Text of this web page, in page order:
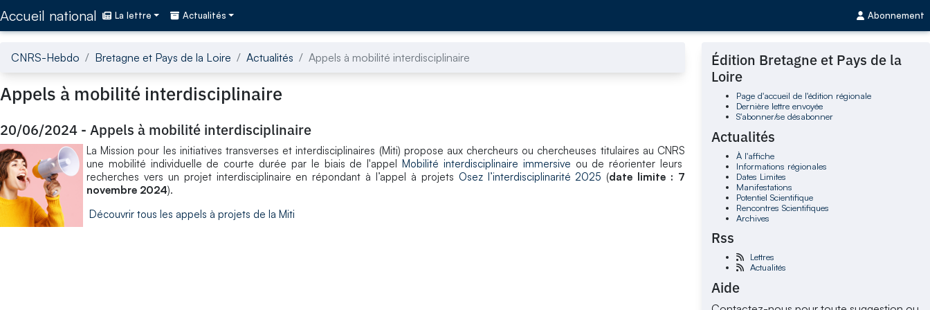
Accueil national La lettre Actualités Abonnement
CNRS-Hebdo Bretagne et Pays de la Loire Actualités Appels à mobilité interdisciplinaire
Appels à mobilité interdisciplinaire
20/06/2024 - Appels à mobilité interdisciplinaire
La Mission pour les initiatives transverses et interdisciplinaires (Miti) propose aux chercheurs ou chercheuses titulaires au CNRS
une mobilité individuelle de courte durée par le biais de l'appelMobilité interdisciplinaire immersive ou de réorienter leurs
recherches vers un projet interdisciplinaire en répondant à l’appel à projets Osez l’interdisciplinarité 2025 (date limite : 7
novembre 2024).
Découvrir tous les appels à projets de la Miti
Édition Bretagne et Pays de la
Loire
Page d'accueil de l'édition régionale
Dernière lettre envoyée
S'abonner/se désabonner
Actualités
À l'affiche
Informations régionales
Dates Limites
Manifestations
Potentiel Scientifique
Rencontres Scientifiques
Archives
Rss
Lettres
Actualités
Aide